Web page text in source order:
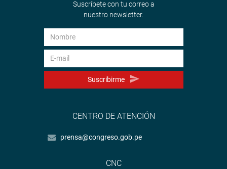
Suscríbete con tu correo a
nuestro newsletter.
Suscribirme
CENTRO DE ATENCIÓN
prensa@congreso.gob.pe
CNC